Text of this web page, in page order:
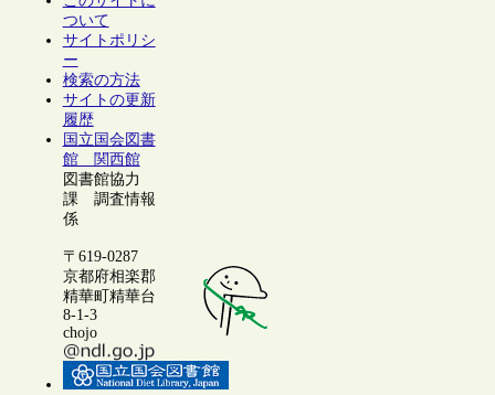
ついて
サイトポリシ
ー
検索の方法
サイトの更新
履歴
国立国会図書
館 関西館
図書館協力
課 調査情報
係
〒619-0287
京都府相楽郡
精華町精華台
8-1-3
chojo